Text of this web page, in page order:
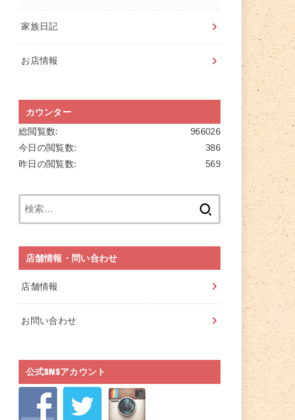
家族日記
お店情報
カウンター
966026
総閲覧数:
386
今日の閲覧数:
569
昨日の閲覧数:
店舗情報・問い合わせ
店舗情報
お問い合わせ
公式SNSアカウント